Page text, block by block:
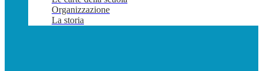
Organizzazione
La storia